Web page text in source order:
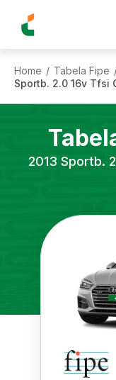
Home / Tabela Fipe
Sportb. 2.0 16v Tfsi
2013 Sportb.